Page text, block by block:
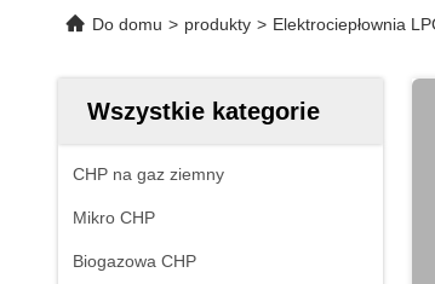
Do domu > produkty > Elektrociepłownia
Wszystkie kategorie
CHP na gaz ziemny
Mikro CHP
Biogazowa CHP